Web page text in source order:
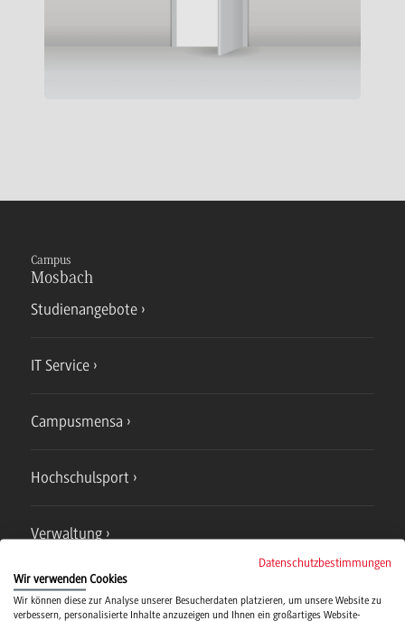
Campus
Mosbach
Studienangebote
IT Service
Campusmensa
Hochschulsport
Verwaltung
Datenschutzbestimmungen
Wir verwenden Cookies
Wir können diese zur Analyse unserer Besucherdaten platzieren, um unsere Website zu
verbessern, personalisierte Inhalte anzuzeigen und Ihnen ein großartiges Website-